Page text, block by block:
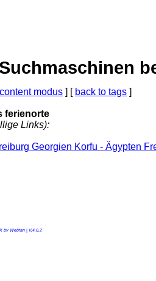
modus ] [ back to tags ]
ferienorte
Links):
Georgien Korfu - Ägypten
by Webfan | V.4.0.2